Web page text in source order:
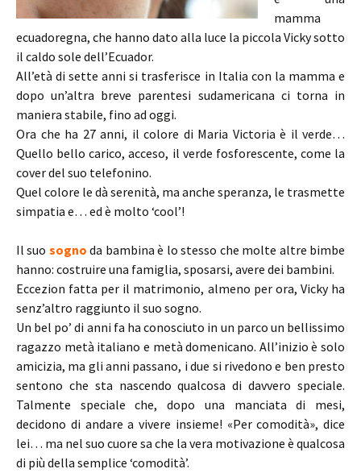
mamma
ecuadoregna, che hanno dato alla luce la piccola Vicky sotto
il caldo sole dell’Ecuador.
All’età di sette anni si trasferisce in Italia con la mamma e
dopo un’altra breve parentesi sudamericana ci torna in
maniera stabile, fino ad oggi.
Ora che ha 27 anni, il colore di Maria Victoria è il verde…
Quello bello carico, acceso, il verde fosforescente, come la
cover del suo telefonino.
Quel colore le dà serenità, ma anche speranza, le trasmette
simpatia e… ed è molto ‘cool’!
Il suo sogno da bambina è lo stesso che molte altre bimbe
hanno: costruire una famiglia, sposarsi, avere dei bambini.
Eccezion fatta per il matrimonio, almeno per ora, Vicky ha
senz’altro raggiunto il suo sogno.
Un bel po’ di anni fa ha conosciuto in un parco un bellissimo
ragazzo metà italiano e metà domenicano. All’inizio è solo
amicizia, ma gli anni passano, i due si rivedono e ben presto
sentono che sta nascendo qualcosa di davvero speciale.
Talmente speciale che, dopo una manciata di mesi,
decidono di andare a vivere insieme! «Per comodità», dice
lei… ma nel suo cuore sa che la vera motivazione è qualcosa
di più della semplice ‘comodità’.